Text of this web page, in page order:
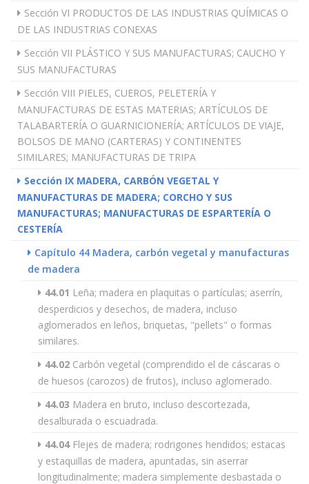
Sección VI PRODUCTOS DE LAS INDUSTRIAS QUÍMICAS O
DE LAS INDUSTRIAS CONEXAS
Sección VII PLÁSTICO Y SUS MANUFACTURAS; CAUCHO Y
SUS MANUFACTURAS
Sección VIII PIELES, CUEROS, PELETERÍA Y
MANUFACTURAS DE ESTAS MATERIAS; ARTÍCULOS DE
TALABARTERÍA O GUARNICIONERÍA; ARTÍCULOS DE VIAJE,
BOLSOS DE MANO (CARTERAS) Y CONTINENTES
SIMILARES; MANUFACTURAS DE TRIPA
Sección IX MADERA, CARBÓN VEGETAL Y
MANUFACTURAS DE MADERA; CORCHO Y SUS
MANUFACTURAS; MANUFACTURAS DE ESPARTERÍA O
CESTERÍA
Capítulo 44 Madera, carbón vegetal y manufacturas
de madera
44.01 Leña; madera en plaquitas o partículas; aserrín,
desperdicios y desechos, de madera, incluso
aglomerados en leños, briquetas, "pellets" o formas
similares.
44.02 Carbón vegetal (comprendido el de cáscaras o
de huesos (carozos) de frutos), incluso aglomerado.
44.03 Madera en bruto, incluso descortezada,
desalburada o escuadrada.
44.04Flejes de madera; rodrigones hendidos; estacas
y estaquillas de madera, apuntadas, sin aserrar
longitudinalmente; madera simplemente desbastada o